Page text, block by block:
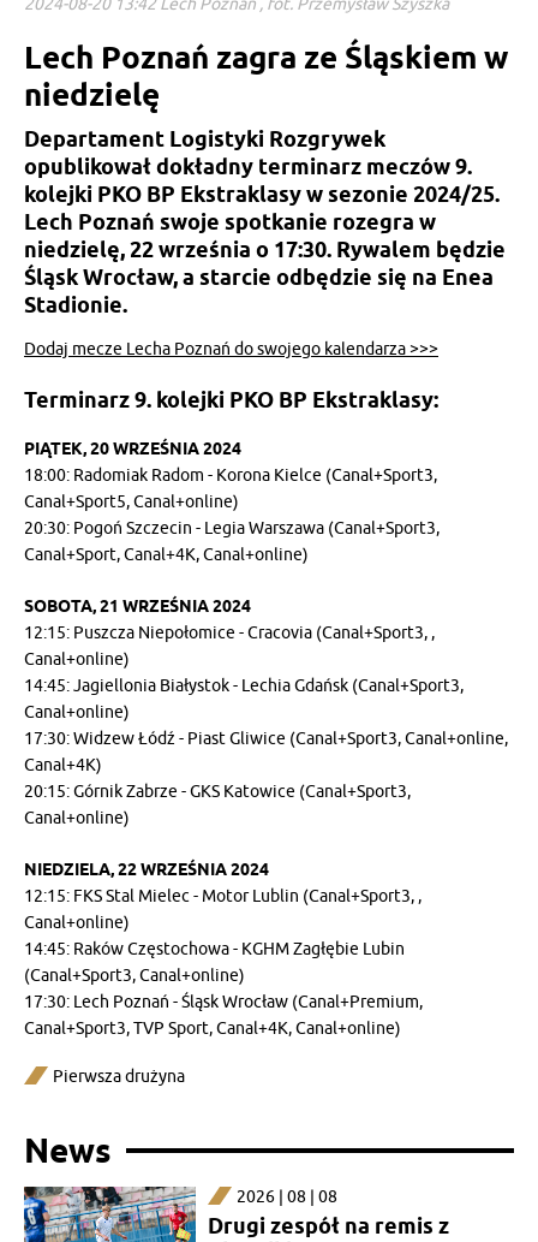
Lech Poznań zagra ze Śląskiem w
niedzielę
Departament Logistyki Rozgrywek
opublikował dokładny terminarz meczów 9.
kolejki PKO BP Ekstraklasy w sezonie 2024/25.
Lech Poznań swoje spotkanie rozegra w
niedzielę, 22 września o 17:30. Rywalem będzie
Śląsk Wrocław, a starcie odbędzie się na Enea
Stadionie.
Dodaj mecze Lecha Poznań do swojego kalendarza >>>
Terminarz 9. kolejki PKO BP Ekstraklasy:
PIĄTEK, 20 WRZEŚNIA 2024
18:00: Radomiak Radom - Korona Kielce (Canal+Sport3,
Canal+Sport5, Canal+online)
20:30: Pogoń Szczecin - Legia Warszawa (Canal+Sport3,
Canal+Sport, Canal+4K, Canal+online)
SOBOTA, 21 WRZEŚNIA 2024
12:15: Puszcza Niepołomice - Cracovia (Canal+Sport3, ,
Canal+online)
14:45: Jagiellonia Białystok - Lechia Gdańsk (Canal+Sport3,
Canal+online)
17:30: Widzew Łódź - Piast Gliwice (Canal+Sport3, Canal+online,
Canal+4K)
20:15: Górnik Zabrze - GKS Katowice (Canal+Sport3,
Canal+online)
NIEDZIELA, 22 WRZEŚNIA 2024
12:15: FKS Stal Mielec - Motor Lublin (Canal+Sport3, ,
Canal+online)
14:45: Raków Częstochowa - KGHM Zagłębie Lubin
(Canal+Sport3, Canal+online)
17:30: Lech Poznań - Śląsk Wrocław (Canal+Premium,
Canal+Sport3, TVP Sport, Canal+4K, Canal+online)
Pierwsza drużyna
News
2026 | 08 | 08
Drugi zespół na remis z